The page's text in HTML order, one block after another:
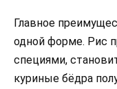
Главное
одной форме. Рис
специями,
куриные бёдра